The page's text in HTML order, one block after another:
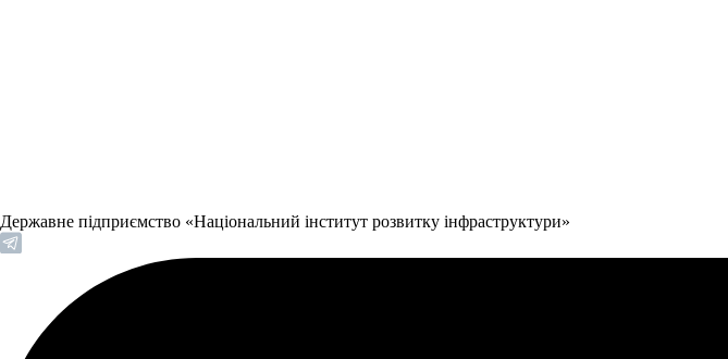
Державне підприємство «Національний інститут розвитку інфраструктури»